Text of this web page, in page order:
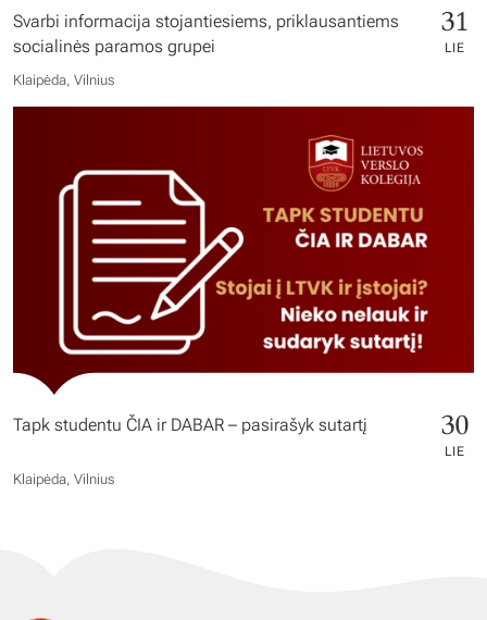
Svarbi informacija stojantiesiems, priklausantiems
socialinės paramos grupei
31
LIE
Klaipėda, Vilnius
Tapk studentu ČIA ir DABAR – pasirašyk sutartį 30
LIE
Klaipėda, Vilnius